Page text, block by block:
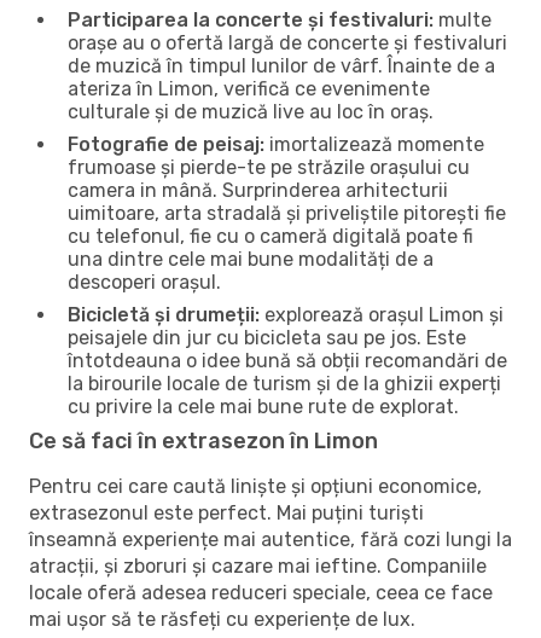
Participarea la concerte și festivaluri: multe
orașe au o ofertă largă de concerte și festivaluri
de muzică în timpul lunilor de vârf. Înainte de a
ateriza în Limon, verifică ce evenimente
culturale și de muzică live au loc în oraș.
Fotografie de peisaj: imortalizează momente
frumoase și pierde-te pe străzile orașului cu
camera in mână. Surprinderea arhitecturii
uimitoare, arta stradală și priveliștile pitorești fie
cu telefonul, fie cu o cameră digitală poate fi
una dintre cele mai bune modalități de a
descoperi orașul.
Bicicletă și drumeții: explorează orașul Limon și
peisajele din jur cu bicicleta sau pe jos. Este
întotdeauna o idee bună să obții recomandări de
la birourile locale de turism și de la ghizii experți
cu privire la cele mai bune rute de explorat.
Ce să faci în extrasezon în Limon
Pentru cei care caută liniște și opțiuni economice,
extrasezonul este perfect. Mai puțini turiști
înseamnă experiențe mai autentice, fără cozi lungi la
atracții, și zboruri și cazare mai ieftine. Companiile
locale oferă adesea reduceri speciale, ceea ce face
mai ușor să te răsfeți cu experiențe de lux.